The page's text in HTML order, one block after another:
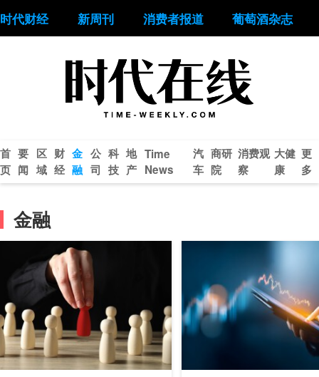
时代财经 新周刊 消费者报道 葡萄酒杂志
首
页
要
闻
区
域
财
经
金
融
公
司
科
技
地
产
Time
News
汽
车
商研
院
消费观
察
大健
康
更
多
金融